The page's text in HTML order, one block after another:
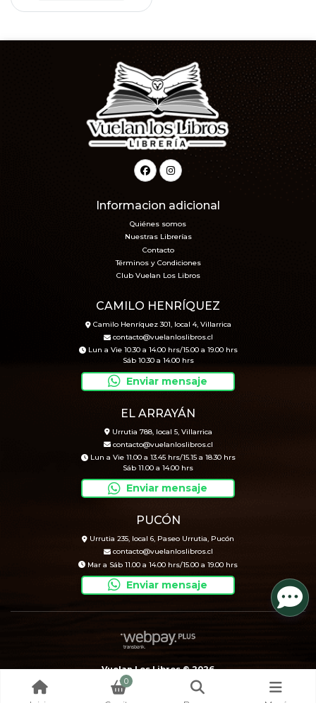
Informacion adicional
Quiénes somos
Nuestras Librerías
Contacto
Términos y Condiciones
Club Vuelan Los Libros
CAMILO HENRÍQUEZ
Camilo Henríquez 301, local 4, Villarrica
contacto@vuelanloslibros.cl
Lun a Vie 10.30 a 14.00 hrs/15.00 a 19.00 hrs
Sáb 10.30 a 14.00 hrs
Enviar mensaje
EL ARRAYÁN
Urrutia 788, local 5, Villarrica
contacto@vuelanloslibros.cl
Lun a Vie 11.00 a 13.45 hrs/15.15 a 18.30 hrs
Sáb 11.00 a 14.00 hrs
Enviar mensaje
PUCÓN
Urrutia 235, local 6, Paseo Urrutia, Pucón
contacto@vuelanloslibros.cl
Mar a Sáb 11.00 a 14.00 hrs/15.00 a 19.00 hrs
Enviar mensaje
Vuelan Los Libros © 2026
Creado por
Bsale
0